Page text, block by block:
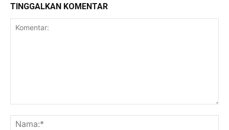
TINGGALKAN KOMENTAR